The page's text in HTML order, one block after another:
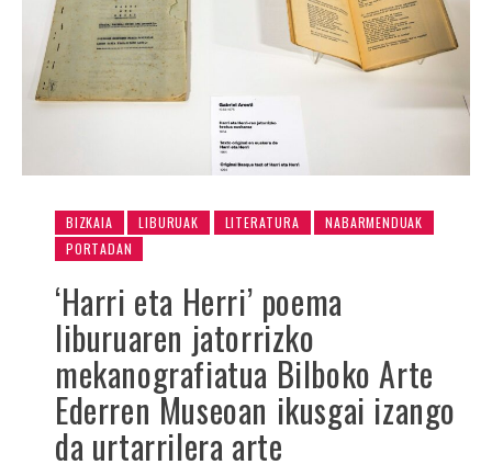
BIZKAIA LIBURUAK LITERATURA
NABARMENDUAK
PORTADAN
‘Harri eta Herri’ poema
liburuaren jatorrizko
mekanografiatua Bilboko Arte
Ederren Museoan ikusgai izango
da urtarrilera arte